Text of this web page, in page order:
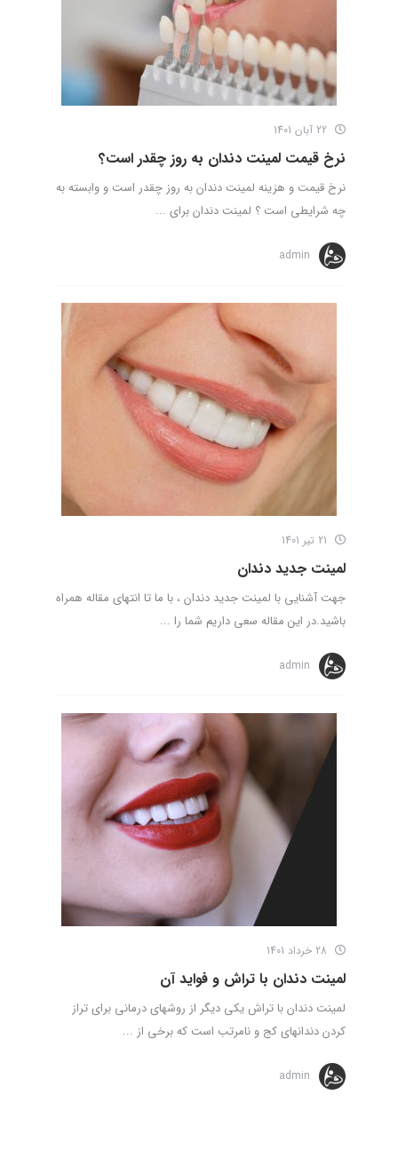
نرخ قیمت لمینت دندان به روز چقدر است؟
نرخ قیمت و هزینه لمینت دندان به روز چقدر است و وابسته به
چه شرایطی است ؟ لمینت دندان برای ...
admin
لمینت جدید دندان
جهت آشنایی با لمینت جدید دندان ، با ما تا انتهای مقاله همراه
باشید.در این مقاله سعی داریم شما را ...
admin
لمینت دندان با تراش و فواید آن
لمینت دندان با تراش یکی دیگر از روشهای درمانی برای تراز
کردن دندانهای کج و نامرتب است که برخی از ...
admin